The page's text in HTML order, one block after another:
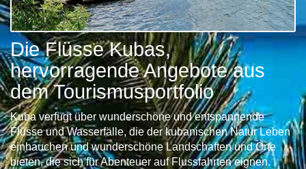
Die Flüsse Kubas,
hervorragende Angebote aus
dem Tourismusportfolio
Kuba verfügt über wunderschöne und entspannende
Flüsse und Wasserfälle, die der kubanischen Natur Leben
einhauchen und wunderschöne Landschaften und Orte
bieten, die sich für Abenteuer auf Flussfahrten eignen.